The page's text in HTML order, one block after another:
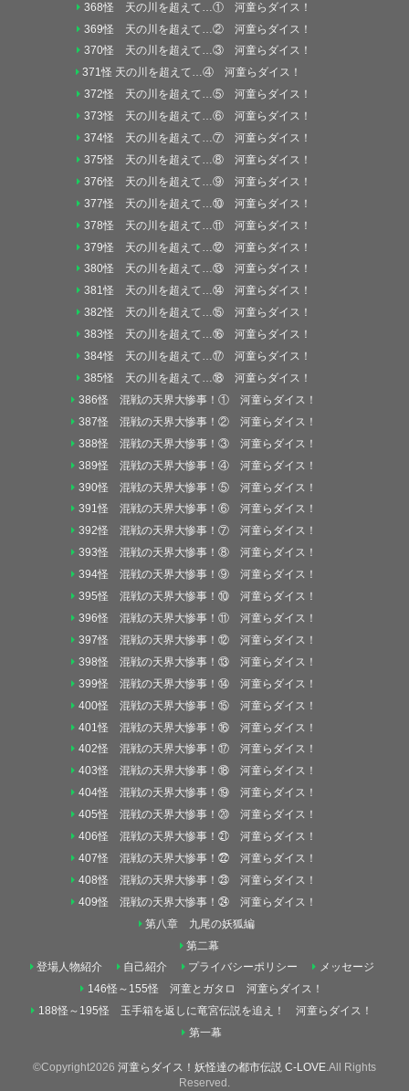
368怪 天の川を超えて…① 河童らダイス！
369怪 天の川を超えて…② 河童らダイス！
370怪 天の川を超えて…③ 河童らダイス！
371怪 天の川を超えて…④ 河童らダイス！
372怪 天の川を超えて…⑤ 河童らダイス！
373怪 天の川を超えて…⑥ 河童らダイス！
374怪 天の川を超えて…⑦ 河童らダイス！
375怪 天の川を超えて…⑧ 河童らダイス！
376怪 天の川を超えて…⑨ 河童らダイス！
377怪 天の川を超えて…⑩ 河童らダイス！
378怪 天の川を超えて…⑪ 河童らダイス！
379怪 天の川を超えて…⑫ 河童らダイス！
380怪 天の川を超えて…⑬ 河童らダイス！
381怪 天の川を超えて…⑭ 河童らダイス！
382怪 天の川を超えて…⑮ 河童らダイス！
383怪 天の川を超えて…⑯ 河童らダイス！
384怪 天の川を超えて…⑰ 河童らダイス！
385怪 天の川を超えて…⑱ 河童らダイス！
386怪 混戦の天界大惨事！① 河童らダイス！
387怪 混戦の天界大惨事！② 河童らダイス！
388怪 混戦の天界大惨事！③ 河童らダイス！
389怪 混戦の天界大惨事！④ 河童らダイス！
390怪 混戦の天界大惨事！⑤ 河童らダイス！
391怪 混戦の天界大惨事！⑥ 河童らダイス！
392怪 混戦の天界大惨事！⑦ 河童らダイス！
393怪 混戦の天界大惨事！⑧ 河童らダイス！
394怪 混戦の天界大惨事！⑨ 河童らダイス！
395怪 混戦の天界大惨事！⑩ 河童らダイス！
396怪 混戦の天界大惨事！⑪ 河童らダイス！
397怪 混戦の天界大惨事！⑫ 河童らダイス！
398怪 混戦の天界大惨事！⑬ 河童らダイス！
399怪 混戦の天界大惨事！⑭ 河童らダイス！
400怪 混戦の天界大惨事！⑮ 河童らダイス！
401怪 混戦の天界大惨事！⑯ 河童らダイス！
402怪 混戦の天界大惨事！⑰ 河童らダイス！
403怪 混戦の天界大惨事！⑱ 河童らダイス！
404怪 混戦の天界大惨事！⑲ 河童らダイス！
405怪 混戦の天界大惨事！⑳ 河童らダイス！
406怪 混戦の天界大惨事！㉑ 河童らダイス！
407怪 混戦の天界大惨事！㉒ 河童らダイス！
408怪 混戦の天界大惨事！㉓ 河童らダイス！
409怪 混戦の天界大惨事！㉔ 河童らダイス！
第八章 九尾の妖狐編
第二幕
登場人物紹介
自己紹介 プライバシーポリシー
メッセージ
146怪～155怪 河童とガタロ 河童らダイス！
188怪～195怪 玉手箱を返しに竜宮伝説を追え！ 河童らダイス！
第一幕
©Copyright2026 河童らダイス！妖怪達の都市伝説 C-LOVE .All Rights
Reserved.